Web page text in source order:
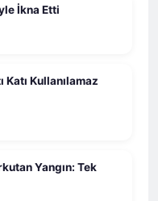
İkna Etti
Katı Kullanılamaz
Yangın: Tek